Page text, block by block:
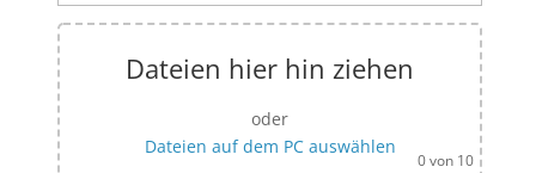
Dateien hier hin ziehen
oder
Dateien auf dem PC auswählen
0von 10